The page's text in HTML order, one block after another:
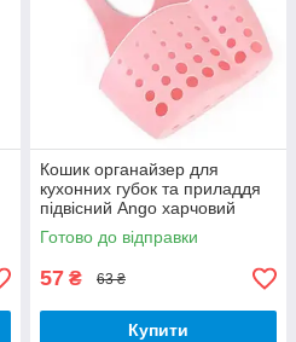
Кошик органайзер для
кухонних губок та приладдя
підвісний Ango харчовий
силікон рожева
Готово до відправки
57 ₴ 63 ₴
Купити